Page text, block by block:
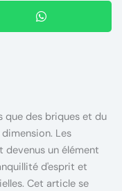
que des briques et du
Les
un élément
d'esprit et
Cet article se